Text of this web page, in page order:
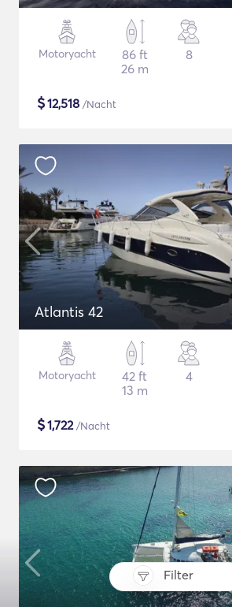
Filter
Motoryacht
86 ft
26 m
8
$12,518 /Nacht
Atlantis 42
Motoryacht
42 ft
13 m
4
$1,722/Nacht